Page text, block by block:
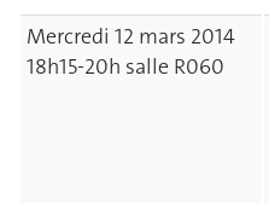
Mercredi 12 mars 2014
18h15-20h salle R060